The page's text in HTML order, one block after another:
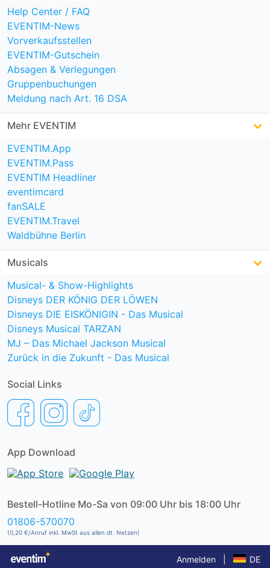
Help Center / FAQ
EVENTIM-News
Vorverkaufsstellen
EVENTIM-Gutschein
Absagen & Verlegungen
Gruppenbuchungen
Meldung nach Art. 16 DSA
Mehr EVENTIM
EVENTIM.App
EVENTIM.Pass
EVENTIM Headliner
eventimcard
fanSALE
EVENTIM.Travel
Waldbühne Berlin
Musicals
Musical- & Show-Highlights
Disneys DER KÖNIG DER LÖWEN
Disneys DIE EISKÖNIGIN - Das Musical
Disneys Musical TARZAN
MJ – Das Michael Jackson Musical
Zurück in die Zukunft - Das Musical
Social Links
App Download
Bestell-Hotline Mo-Sa von 09:00 Uhr bis 18:00 Uhr
01806-570070
(0,20 €/Anruf inkl. MwSt aus allen dt. Netzen)
Anmelden DE